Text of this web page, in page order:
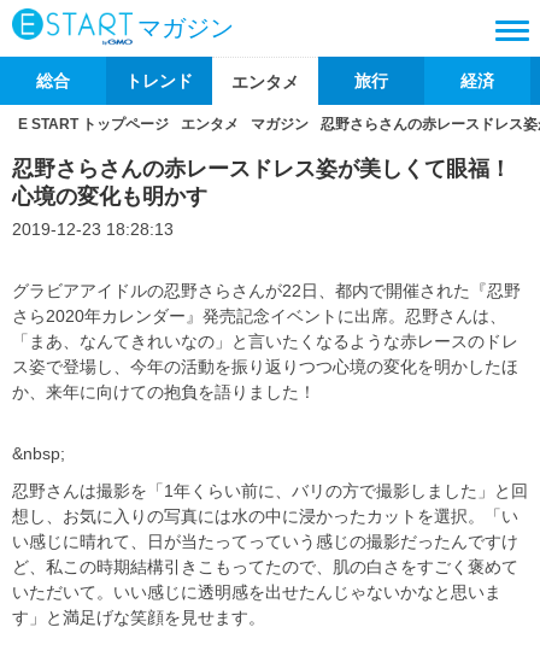
マガジン
総合 トレンド エンタメ 旅行 経済
E START トップページ エンタメ マガジン 忍野さらさんの赤レースドレス
忍野さらさんの赤レースドレス姿が美しくて眼福！
心境の変化も明かす
2019-12-23 18:28:13
グラビアアイドルの忍野さらさんが22日、都内で開催された『忍野
さら2020年カレンダー』発売記念イベントに出席。忍野さんは、
「まあ、なんてきれいなの」と言いたくなるような赤レースのドレ
ス姿で登場し、今年の活動を振り返りつつ心境の変化を明かしたほ
か、来年に向けての抱負を語りました！
&nbsp;
忍野さんは撮影を「1年くらい前に、バリの方で撮影しました」と回
想し、お気に入りの写真には水の中に浸かったカットを選択。「い
い感じに晴れて、日が当たってっていう感じの撮影だったんですけ
ど、私この時期結構引きこもってたので、肌の白さをすごく褒めて
いただいて。いい感じに透明感を出せたんじゃないかなと思いま
す」と満足げな笑顔を見せます。